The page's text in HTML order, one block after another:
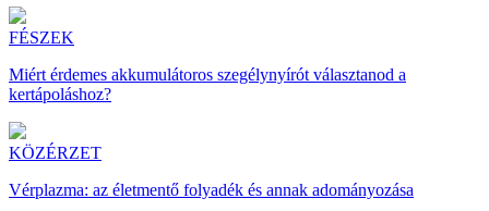
FÉSZEK
Miért érdemes akkumulátoros szegélynyírót választanod a
kertápoláshoz?
KÖZÉRZET
Vérplazma: az életmentő folyadék és annak adományozása